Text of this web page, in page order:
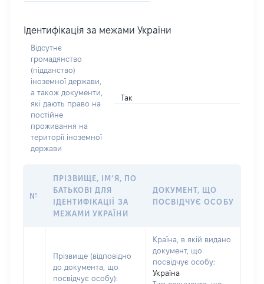
Ідентифікація за межами України
Відсутнє
громадянство
(підданство)
іноземної держави,
а також документи,
які дають право на
постійне
проживання на
території іноземної
держави
Так
№
ПРІЗВИЩЕ, ІМ’Я, ПО
БАТЬКОВІ ДЛЯ
ІДЕНТИФІКАЦІЇ ЗА
МЕЖАМИ УКРАЇНИ
ДОКУМЕНТ, ЩО
ПОСВІДЧУЄ ОСОБУ
Прізвище (відповідно
до документа, що
посвідчує особу):
Країна, в якій видано
документ, що
посвідчує особу:
Україна